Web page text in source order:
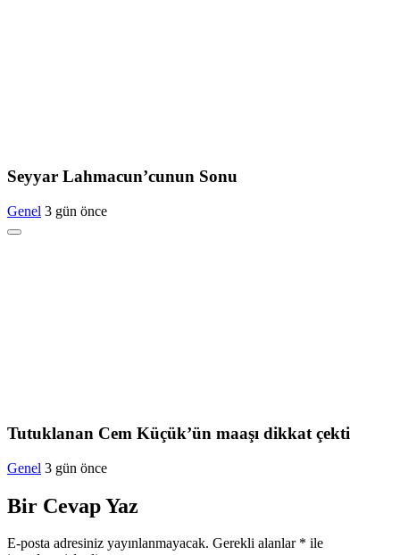
Seyyar Lahmacun’cunun Sonu
Genel 3 gün önce
Tutuklanan Cem Küçük’ün maaşı dikkat çekti
Genel 3 gün önce
Bir Cevap Yaz
E-posta adresiniz yayınlanmayacak. Gerekli alanlar * ile